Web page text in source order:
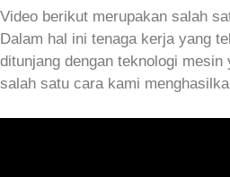
Video berikut merupakan salah
Dalam hal ini tenaga kerja yang
ditunjang dengan teknologi mesin
salah satu cara kami